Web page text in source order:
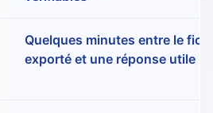
Quelques minutes entre le
exporté et une réponse utile